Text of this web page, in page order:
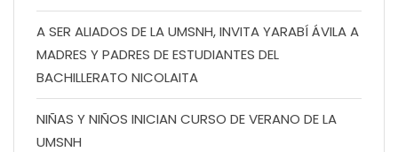
A SER ALIADOS DE LA UMSNH, INVITA YARABÍ ÁVILA A
MADRES Y PADRES DE ESTUDIANTES DEL
BACHILLERATO NICOLAITA
NIÑAS Y NIÑOS INICIAN CURSO DE VERANO DE LA
UMSNH